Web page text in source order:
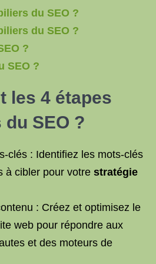
du SEO ?
du SEO ?
?
SEO ?
les 4 étapes
SEO ?
clés : Identifiez les mots-clés
à cibler pour votre stratégie
: Créez et optimisez le
web pour répondre aux
et des moteurs de